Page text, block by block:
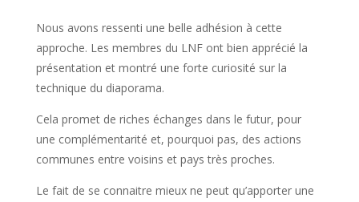
Nous avons ressenti une belle adhésion à cette
approche. Les membres du LNF ont bien apprécié la
présentation et montré une forte curiosité sur la
technique du diaporama.
Cela promet de riches échanges dans le futur, pour
une complémentarité et, pourquoi pas, des actions
communes entre voisins et pays très proches.
Le fait de se connaitre mieux ne peut qu’apporter une